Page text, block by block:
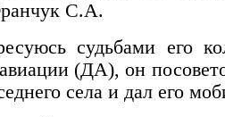
С.А.
судьбами его
(ДА), он
села и дал его